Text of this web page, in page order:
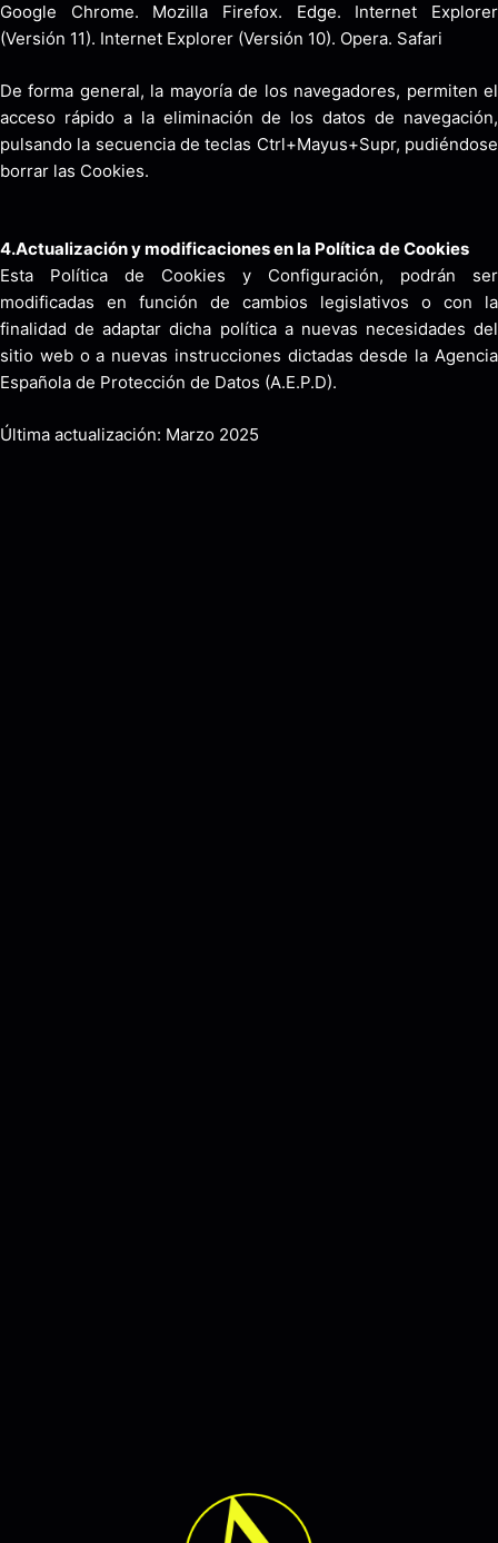
Google Chrome. Mozilla Firefox. Edge. Internet Explorer
(Versión 11). Internet Explorer (Versión 10). Opera. Safari
De forma general, la mayoría de los navegadores, permiten el
acceso rápido a la eliminación de los datos de navegación,
pulsando la secuencia de teclas Ctrl+Mayus+Supr, pudiéndose
borrar las Cookies.
4.Actualización y modificaciones en la Política de Cookies
Esta Política de Cookies y Configuración, podrán ser
modificadas en función de cambios legislativos o con la
finalidad de adaptar dicha política a nuevas necesidades del
sitio web o a nuevas instrucciones dictadas desde la Agencia
Española de Protección de Datos (A.E.P.D).
Última actualización: Marzo 2025